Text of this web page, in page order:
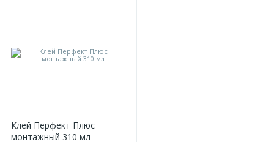
Клей Перфект Плюс
монтажный 310 мл